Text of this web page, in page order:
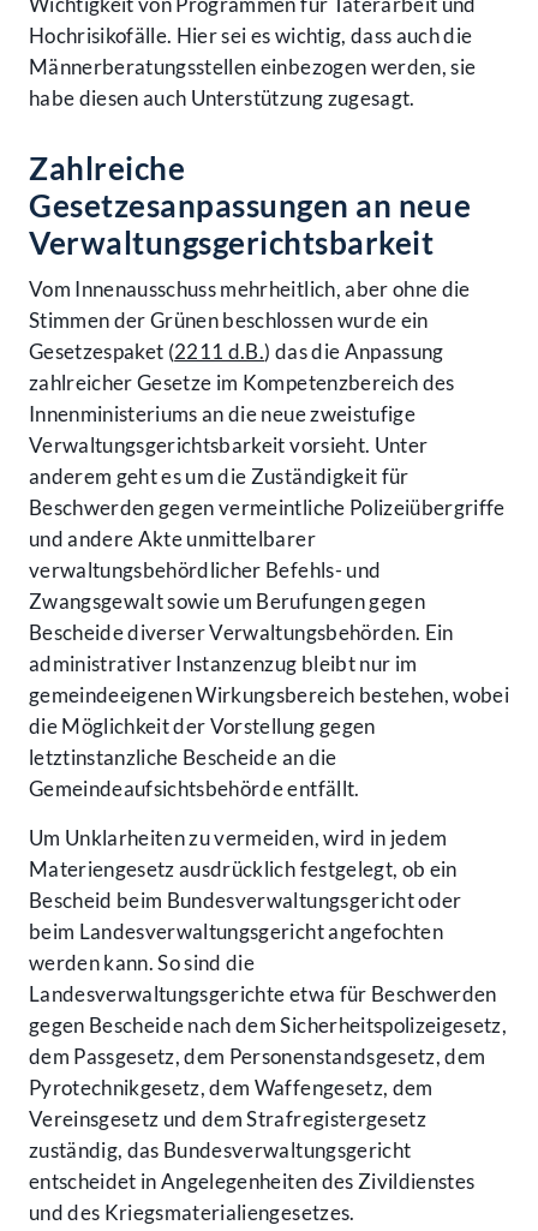
Hochrisikofälle. Hier sei es wichtig, dass auch die
Männerberatungsstellen einbezogen werden, sie
habe diesen auch Unterstützung zugesagt.
Zahlreiche
Gesetzesanpassungen an neue
Verwaltungsgerichtsbarkeit
Vom Innenausschuss mehrheitlich, aber ohne die
Stimmen der Grünen beschlossen wurde ein
Gesetzespaket (2211 d.B.) das die Anpassung
zahlreicher Gesetze im Kompetenzbereich des
Innenministeriums an die neue zweistufige
Verwaltungsgerichtsbarkeit vorsieht. Unter
anderem geht es um die Zuständigkeit für
Beschwerden gegen vermeintliche Polizeiübergriffe
und andere Akte unmittelbarer
verwaltungsbehördlicher Befehls- und
Zwangsgewalt sowie um Berufungen gegen
Bescheide diverser Verwaltungsbehörden. Ein
administrativer Instanzenzug bleibt nur im
gemeindeeigenen Wirkungsbereich bestehen, wobei
die Möglichkeit der Vorstellung gegen
letztinstanzliche Bescheide an die
Gemeindeaufsichtsbehörde entfällt.
Um Unklarheiten zu vermeiden, wird in jedem
Materiengesetz ausdrücklich festgelegt, ob ein
Bescheid beim Bundesverwaltungsgericht oder
beim Landesverwaltungsgericht angefochten
werden kann. So sind die
Landesverwaltungsgerichte etwa für Beschwerden
gegen Bescheide nach dem Sicherheitspolizeigesetz,
dem Passgesetz, dem Personenstandsgesetz, dem
Pyrotechnikgesetz, dem Waffengesetz, dem
Vereinsgesetz und dem Strafregistergesetz
zuständig, das Bundesverwaltungsgericht
entscheidet in Angelegenheiten des Zivildienstes
und des Kriegsmaterialiengesetzes.